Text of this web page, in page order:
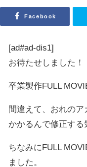
Facebook
[ad#ad-dis1]
お待たせしました！
卒業製作FULL
間違えて、おれの
かかるんで修正する
ちなみにFULL
ました。